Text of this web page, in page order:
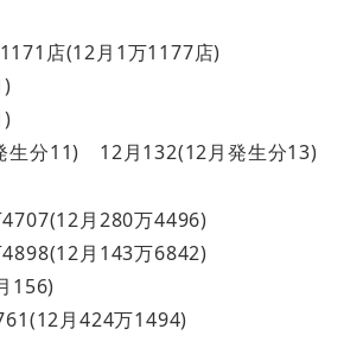
店(12月1万1177店)
生分11) 12月132(12月発生分13)
月280万4496)
月143万6842)
156)
月424万1494)